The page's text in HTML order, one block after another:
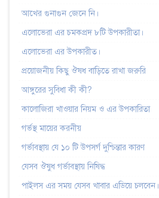
আখের গুনাগুন জেনে নি।
এলোভেরা এর চমকপ্রদ ৮টি উপকারীতা।
এলোভেরা এর উপকারীত।
প্রয়োজনীয় কিছু ঔষধ বাড়িতে রাখা জরুরি
আঙ্গুরের সুবিধা কী কী?
কালোজিরা খাওয়ার নিয়ম ও এর উপকারিতা
গর্ভস্থ মায়ের করনীয়
গর্ভাবস্থায় যে ১০ টি উপসর্গ দুশ্চিন্তার কারণ
যেসব ঔষুধ গর্ভাবস্থায় নিষিদ্ধ
পাইলস এর সময় যেসব খাবার এডিয়ে চলবেন।